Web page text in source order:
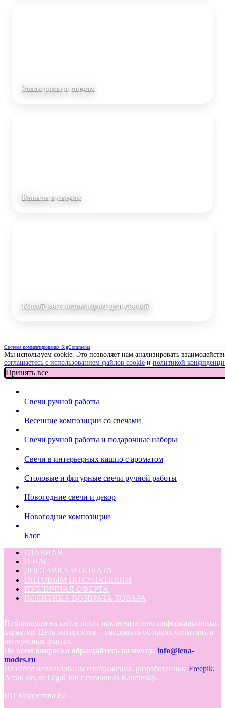
Запах розы в свечах
Ваниль в свечах
Какой воск используют для свечей
Система комментирования SigComments
Мы используем cookie. Это позволяет нам анализировать
соглашаетесь с использованием файлов cookie и политикой
Принять все
Свечи ручной работы
Весенние композиции со свечами
Свечи ручной работы и подарочные наборы
Свечи в интерьерных кашпо с ароматом
Столовые и фигурные свечи ручной работы
Новогодние свечи и декор
Новогодние композиции
Блог
ГЛАВНАЯ
О НАС
ДОСТАВКА И ОПЛАТА
ОПТОВЫМ ПОКУПАТЕЛЯМ
ПУБЛИЧНАЯ ОФЕРТА
ПОЛИТИКА ВОЗВРАТА ТОВАРА
Публикации на сайте носят исключительно информационный
характер. Цель материалов – рассказать об ярких событиях и
интересных фактах.
По всем вопросам обращайтесь на почту: info@lena-
modes.ru
На сайте использованы изображения, разработанные Freepik.
А так же, от GigaChat с помощью Kandinsky.
ИП Модестова Е.С.